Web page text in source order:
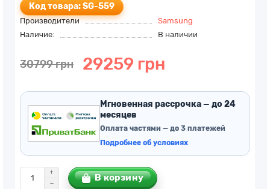
Код товара: SG-559
Производители
Samsung
Наличие:
В наличии
30799 грн 29259 грн
Мгновенная рассрочка — до 24
месяцев
Оплата частями — до 3 платежей
Подробнее об условиях
В корзину